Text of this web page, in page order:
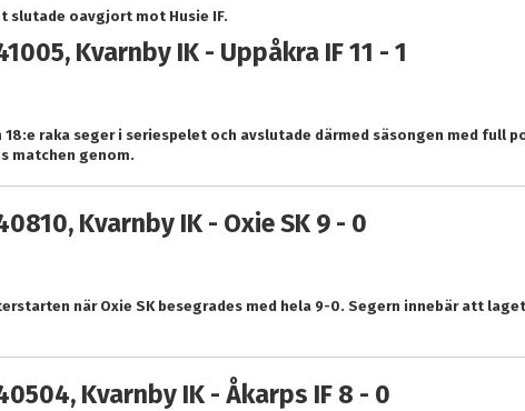
slutade oavgjort mot Husie IF.
Kvarnby IK - Uppåkra IF 11 - 1
raka seger i seriespelet och avslutade därmed säsongen med full
matchen genom.
Kvarnby IK - Oxie SK 9 - 0
när Oxie SK besegrades med hela 9-0. Segern innebär att
Kvarnby IK - Åkarps IF 8 - 0